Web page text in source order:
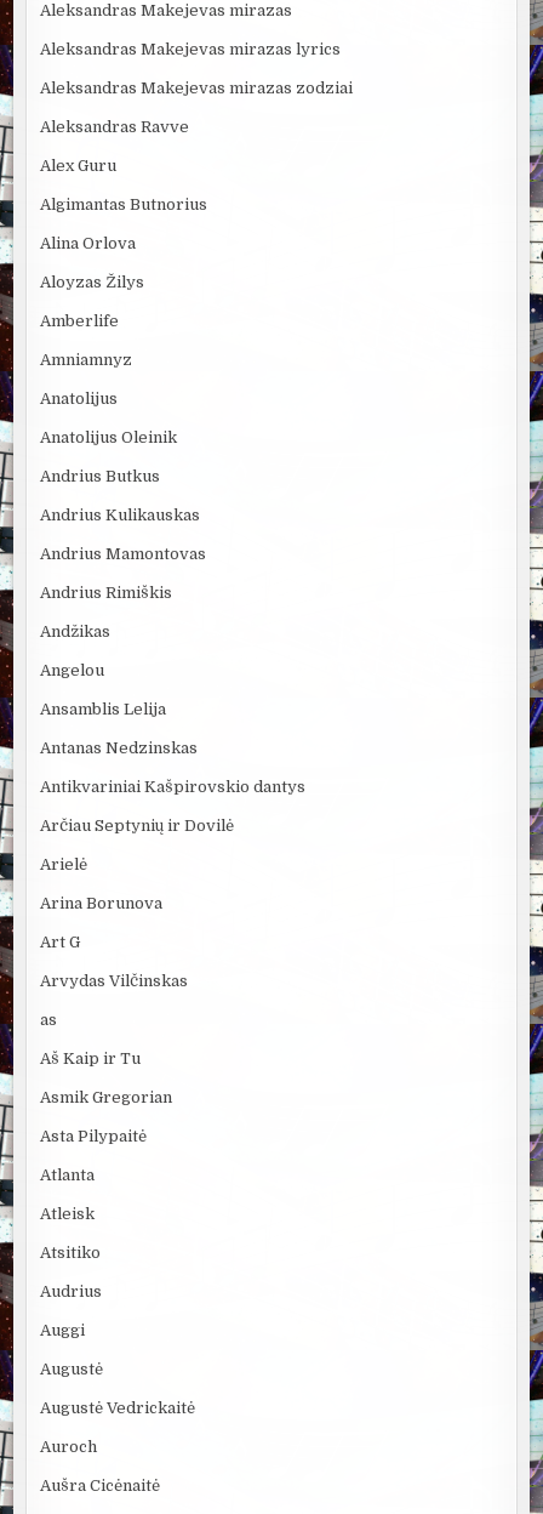
Aleksandras Makejevas mirazas
Aleksandras Makejevas mirazas lyrics
Aleksandras Makejevas mirazas zodziai
Aleksandras Ravve
Alex Guru
Algimantas Butnorius
Alina Orlova
Aloyzas Žilys
Amberlife
Amniamnyz
Anatolijus
Anatolijus Oleinik
Andrius Butkus
Andrius Kulikauskas
Andrius Mamontovas
Andrius Rimiškis
Andžikas
Angelou
Ansamblis Lelija
Antanas Nedzinskas
Antikvariniai Kašpirovskio dantys
Arčiau Septynių ir Dovilė
Arielė
Arina Borunova
Art G
Arvydas Vilčinskas
as
Aš Kaip ir Tu
Asmik Gregorian
Asta Pilypaitė
Atlanta
Atleisk
Atsitiko
Audrius
Auggi
Augustė
Augustė Vedrickaitė
Auroch
Aušra Cicėnaitė